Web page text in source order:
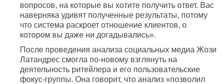
вопросов, на которые вы хотите получить ответ. Вас
наверняка удивят полученные результаты, потому
что система раскроет отношение клиентов, о
котором вы даже ни догадывались».
После проведения анализа социальных медиа Жози
Латандрес смогла по-новому взглянуть на
деятельность ритейлера и его пользовательские
фокус-группы. Она говорит, что анализ «позволил